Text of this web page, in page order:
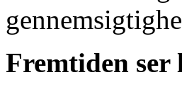
Fremtiden ser